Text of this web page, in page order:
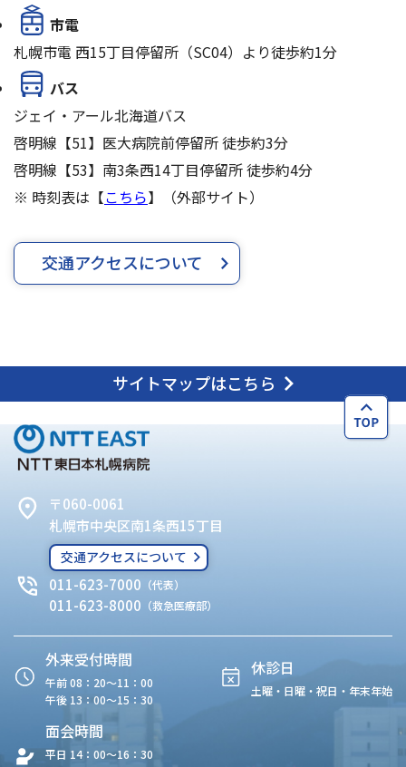
市電
札幌市電 西15丁目停留所（SC04）より徒歩約1分
バス
ジェイ・アール北海道バス
啓明線【51】医大病院前停留所 徒歩約3分
啓明線【53】南3条西14丁目停留所 徒歩約4分
※ 時刻表は【こちら】（外部サイト）
交通アクセスについて
サイトマップはこちら
〒060-0061
札幌市中央区南1条西15丁目
交通アクセスについて
011-623-7000 （代表）
011-623-8000 （救急医療部）
外来受付時間
午前 08：20〜11：00
午後 13：00〜15：30
休診日
土曜・日曜・祝日・年末年始
面会時間
平日 14：00〜16：30